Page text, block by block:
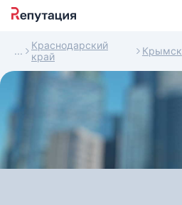
Краснодарский
край
Крымск